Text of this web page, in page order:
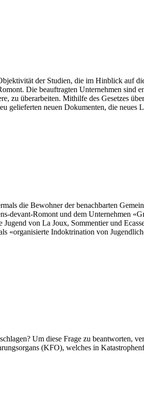
der Studien, die im Hinblick auf
Die beauftragten Unternehmen
zu überarbeiten. Mithilfe des Gesetzes
gelieferten neuen Dokumenten, die
die Bewohner der benachbarten
devant-Romont und dem Unternehmen
von La Joux, Sommentier und
«organisierte Indoktrination von
Um diese Frage zu beantworten,
(KFO), welches in